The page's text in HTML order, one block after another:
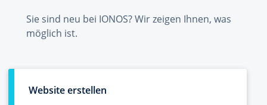
Sie sind neu bei IONOS? Wir zeigen Ihnen, was
möglich ist.
Website erstellen